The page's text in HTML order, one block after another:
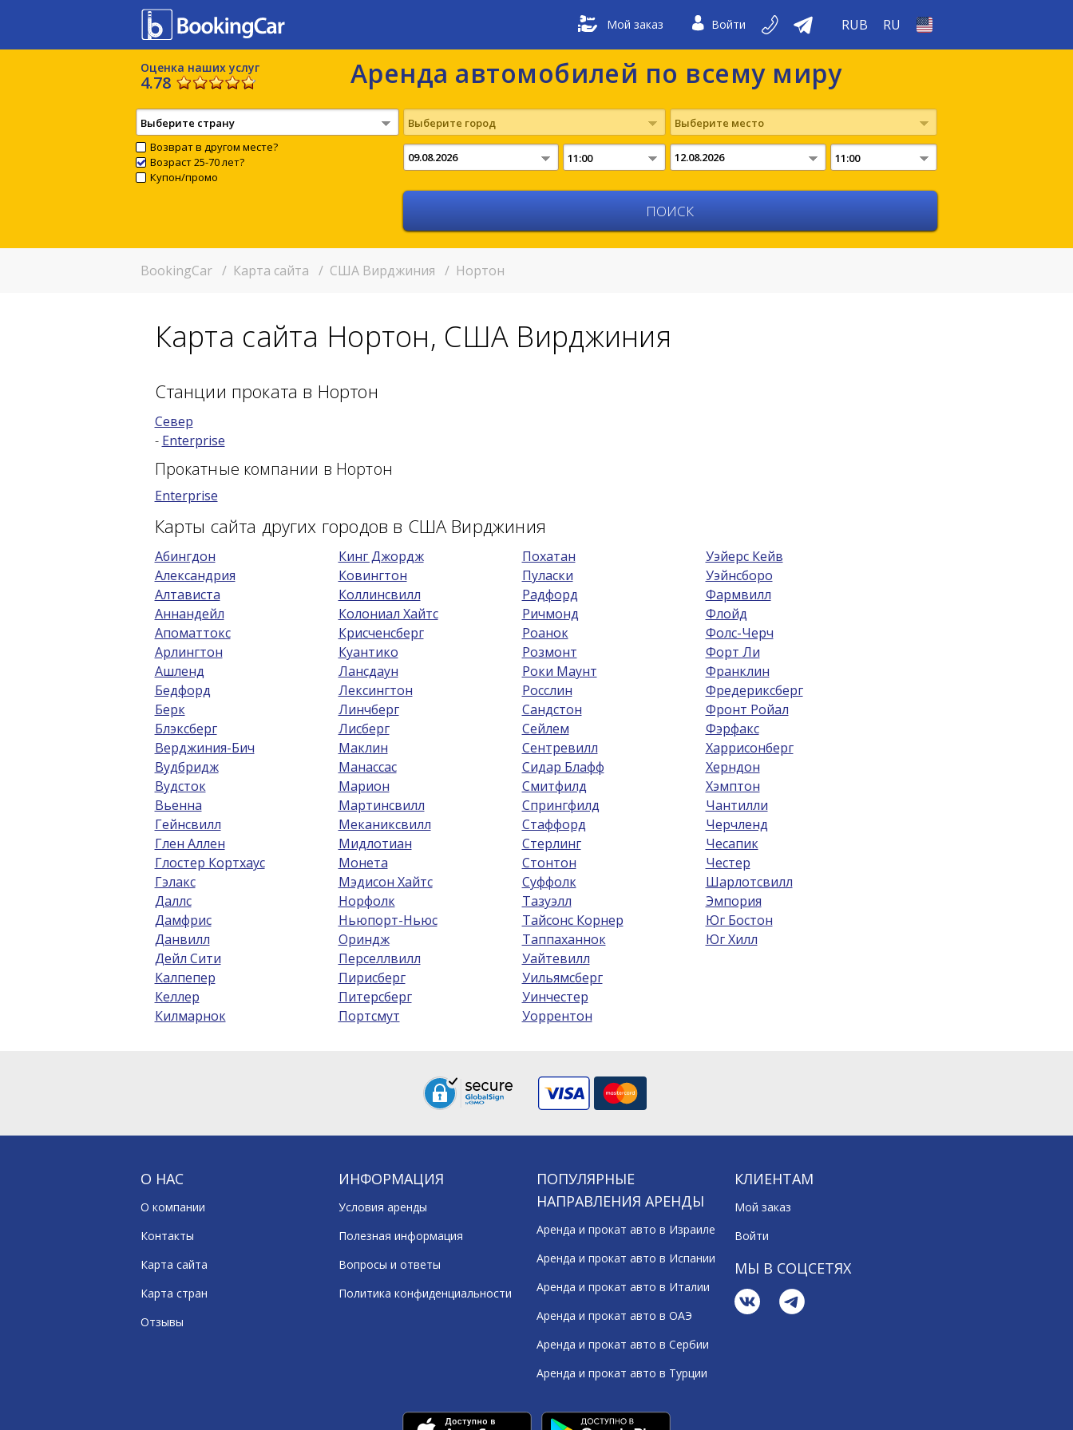
Мой заказ Войти RUB RU
Оценка наших услуг
4.78 Аренда автомобилей по всему миру
Выберите страну Выберите город Выберите место
11:00 11:00
Возврат в другом месте?
Возраст 25-70 лет?
Купон/промо
BookingCar / Карта сайта / США Вирджиния / Нортон
Карта сайта Нортон, США Вирджиния
Станции проката в Нортон
Север
- Enterprise
Прокатные компании в Нортон
Enterprise
Карты сайта других городов в США Вирджиния
Абингдон
Александрия
Алтависта
Аннандейл
Апоматтокс
Арлингтон
Ашленд
Бедфорд
Берк
Блэксберг
Верджиния-Бич
Вудбридж
Вудсток
Вьенна
Гейнсвилл
Глен Аллен
Глостер Кортхаус
Гэлакс
Даллс
Дамфрис
Данвилл
Дейл Сити
Калпепер
Келлер
Килмарнок
Кинг Джордж
Ковингтон
Коллинсвилл
Колониал Хайтс
Крисченсберг
Куантико
Лансдаун
Лексингтон
Линчберг
Лисберг
Маклин
Манассас
Марион
Мартинсвилл
Меканиксвилл
Мидлотиан
Монета
Мэдисон Хайтс
Норфолк
Ньюпорт-Ньюс
Ориндж
Перселлвилл
Пирисберг
Питерсберг
Портсмут
Похатан
Пуласки
Радфорд
Ричмонд
Роанок
Розмонт
Роки Маунт
Росслин
Сандстон
Сейлем
Сентревилл
Сидар Блафф
Смитфилд
Спрингфилд
Стаффорд
Стерлинг
Стонтон
Суффолк
Тазуэлл
Тайсонс Корнер
Таппаханнок
Уайтевилл
Уильямсберг
Уинчестер
Уоррентон
Уэйерс Кейв
Уэйнсборо
Фармвилл
Флойд
Фолс-Черч
Форт Ли
Франклин
Фредериксберг
Фронт Ройал
Фэрфакс
Харрисонберг
Херндон
Хэмптон
Чантилли
Черчленд
Чесапик
Честер
Шарлотсвилл
Эмпория
Юг Бостон
Юг Хилл
О НАС
О компании
Контакты
Карта сайта
Карта стран
Отзывы
ИНФОРМАЦИЯ
Условия аренды
Полезная информация
Вопросы и ответы
Политика конфиденциальности
ПОПУЛЯРНЫЕ
НАПРАВЛЕНИЯ АРЕНДЫ
Аренда и прокат авто в Израиле
Аренда и прокат авто в Испании
Аренда и прокат авто в Италии
Аренда и прокат авто в ОАЭ
Аренда и прокат авто в Сербии
Аренда и прокат авто в Турции
КЛИЕНТАМ
Мой заказ
Войти
МЫ В СОЦСЕТЯХ